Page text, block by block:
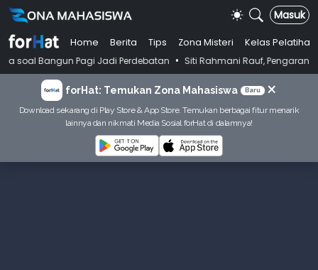
Masuk
Home Berita Tips Zona Misteri
Kelas Pelatihan
Pagi Jadi Perdebatan • Siti Rahmani Rauf, Pengarang Buku
forHat: Temukan Zona Mahasiswa Baru ×
Download sekarang di Play Store & App Store. Temukan berbagai fitur menarik
lainnya dan nikmati Media Sosial forHat di dalamnya!